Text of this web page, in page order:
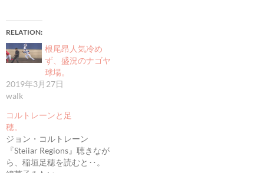
RELATION
根尾昂人気冷め
ず、盛況のナゴヤ
球場。
2019年3月27日
walk
コルトレーンと足
穂。
ジョン・コルトレーン
『Steiiar Regions』聴きなが
ら、稲垣足穂を読むと‥。